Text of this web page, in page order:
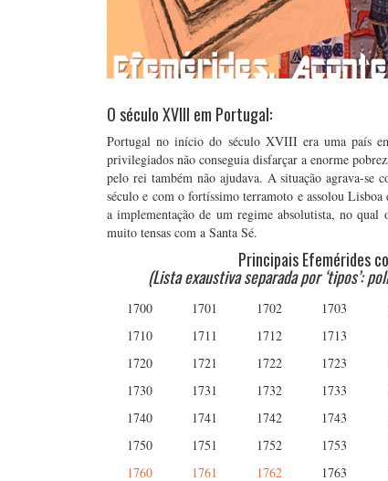
O século XVIII em Portugal:
Portugal no início do século XVIII era uma país
privilegiados não conseguia disfarçar a enorme
pelo rei também não ajudava. A situação agrava-se
século e com o fortíssimo terramoto e assolou
a implementação de um regime absolutista, no qual
muito tensas com a Santa Sé.
Principais Efemérides
(Lista exaustiva separada por ‘tipos’:
1700 1701 1702 1703
1710
1711 1712 1713
1720
1721 1722 1723
1730
1731 1732 1733
1740
1741 1742 1743
1750
1751 1752 1753
1760
1761 1762 1763